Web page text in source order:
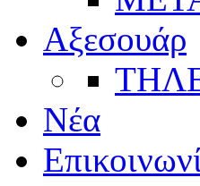
Αξεσουάρ
Νέα